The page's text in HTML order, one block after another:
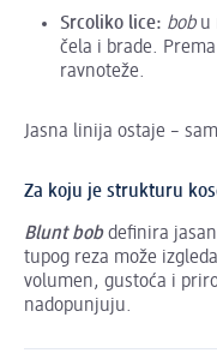
Srcoliko lice: bobu
čela i brade.
ravnoteže.
Jasna linija ostaje –
Za koju je strukturu
Blunt bobdefinira
tupog reza može
volumen, gustoća i
nadopunjuju.